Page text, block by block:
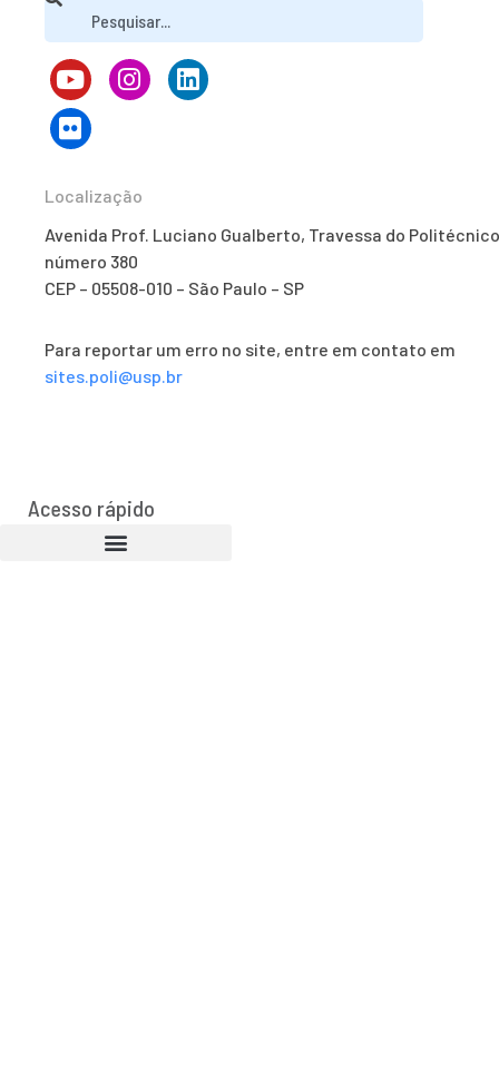
Localização
Avenida Prof. Luciano Gualberto, Travessa do
número 380
CEP – 05508-010 – São Paulo – SP
Para reportar um erro no site, entre em contato em
sites.poli@usp.br
Acesso rápido